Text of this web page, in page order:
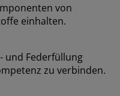
von
einhalten.
und Federfüllung
zu verbinden.